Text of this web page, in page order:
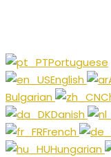
Portuguese
English
Bulgarian
Danish
French
Hungarian